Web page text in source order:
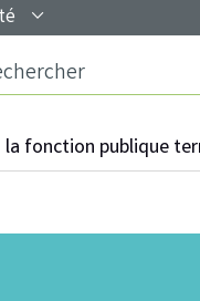
la fonction publique